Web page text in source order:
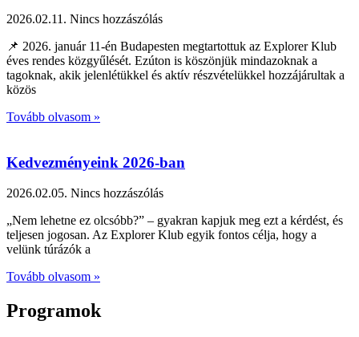
2026.02.11. Nincs hozzászólás
📌 2026. január 11-én Budapesten megtartottuk az Explorer Klub
éves rendes közgyűlését. Ezúton is köszönjük mindazoknak a
tagoknak, akik jelenlétükkel és aktív részvételükkel hozzájárultak a
közös
Tovább olvasom »
Kedvezményeink 2026-ban
2026.02.05. Nincs hozzászólás
„Nem lehetne ez olcsóbb?” – gyakran kapjuk meg ezt a kérdést, és
teljesen jogosan. Az Explorer Klub egyik fontos célja, hogy a
velünk túrázók a
Tovább olvasom »
Programok